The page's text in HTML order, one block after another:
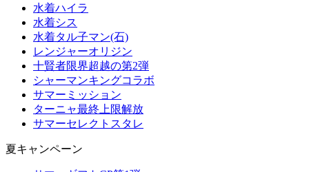
水着ハイラ
水着シス
水着タル子マン(石)
レンジャーオリジン
十賢者限界超越の第2弾
シャーマンキングコラボ
サマーミッション
ターニャ最終上限解放
サマーセレクトスタレ
夏キャンペーン